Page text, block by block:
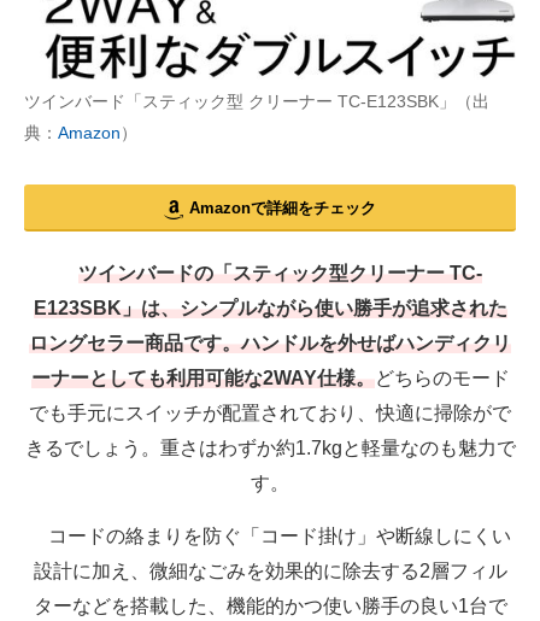
ツインバード「スティック型 クリーナー TC-E123SBK」（出
典： Amazon）
Amazonで詳細をチェック
ツインバードの「スティック型クリーナー TC-
E123SBK」は、シンプルながら使い勝手が追求された
ロングセラー商品です。ハンドルを外せばハンディクリ
ーナーとしても利用可能な2WAY仕様。どちらのモード
でも手元にスイッチが配置されており、快適に掃除がで
きるでしょう。重さはわずか約1.7kgと軽量なのも魅力で
す。
コードの絡まりを防ぐ「コード掛け」や断線しにくい
設計に加え、微細なごみを効果的に除去する2層フィル
ターなどを搭載した、機能的かつ使い勝手の良い1台で